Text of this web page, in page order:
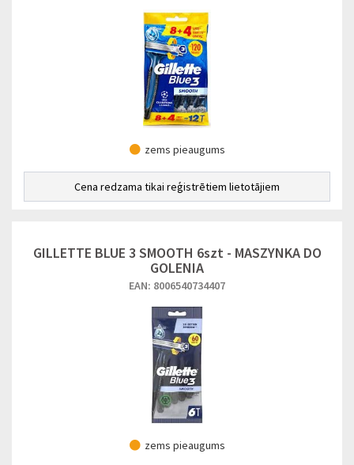
zems pieaugums
Cena redzama tikai reģistrētiem lietotājiem
GILLETTE BLUE 3 SMOOTH 6szt - MASZYNKA DO
GOLENIA
EAN: 8006540734407
zems pieaugums